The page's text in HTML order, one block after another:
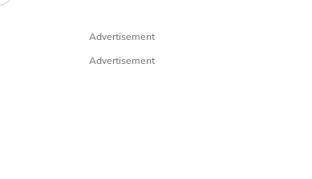
Advertisement
Advertisement